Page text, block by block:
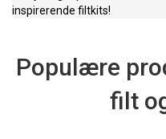
inspirerende filtkits!
Populære
filt